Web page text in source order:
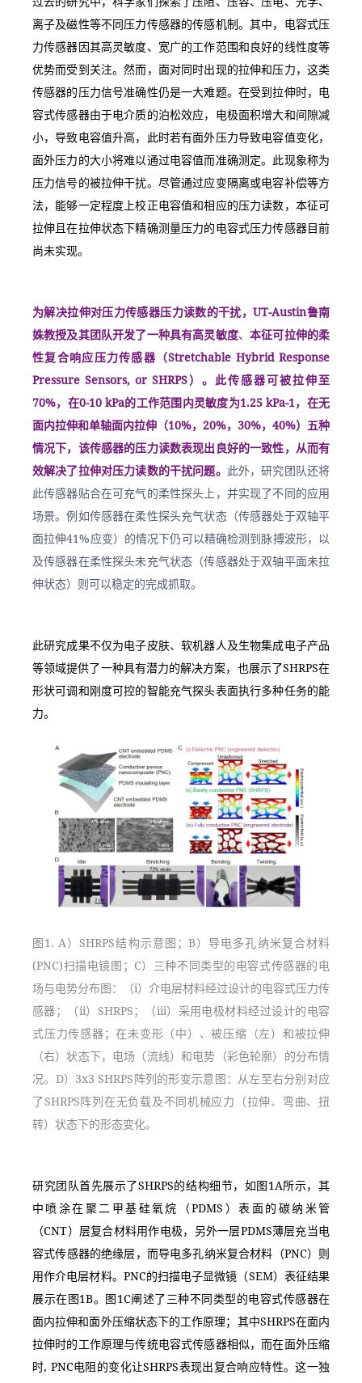
离子及磁性等不同压力传感器的传感机制。其中，电容式压
力传感器因其高灵敏度、宽广的工作范围和良好的线性度等
优势而受到关注。然而，面对同时出现的拉伸和压力，这类
传感器的压力信号准确性仍是一大难题。在受到拉伸时，电
容式传感器由于电介质的泊松效应，电极面积增大和间隙减
小，导致电容值升高，此时若有面外压力导致电容值变化，
面外压力的大小将难以通过电容值而准确测定。此现象称为
压力信号的被拉伸干扰。尽管通过应变隔离或电容补偿等方
法，能够一定程度上校正电容值和相应的压力读数，本征可
拉伸且在拉伸状态下精确测量压力的电容式压力传感器目前
尚未实现。
为解决拉伸对压力传感器压力读数的干扰，UT-Austin鲁南
姝教授及其团队开发了一种具有高灵敏度、本征可拉伸的柔
性复合响应压力传感器（Stretchable Hybrid Response
Pressure Sensors, or SHRPS）。此传感器可被拉伸至
70%，在0-10 kPa的工作范围内灵敏度为1.25 kPa-1，在无
面内拉伸和单轴面内拉伸（10%，20%，30%，40%）五种
情况下，该传感器的压力读数表现出良好的一致性，从而有
效解决了拉伸对压力读数的干扰问题。 此外，研究团队还将
此传感器贴合在可充气的柔性探头上，并实现了不同的应用
场景。例如传感器在柔性探头充气状态（传感器处于双轴平
面拉伸41%应变）的情况下仍可以精确检测到脉搏波形，以
及传感器在柔性探头未充气状态（传感器处于双轴平面未拉
伸状态）则可以稳定的完成抓取。
此研究成果不仅为电子皮肤、软机器人及生物集成电子产品
等领域提供了一种具有潜力的解决方案，也展示了SHRPS在
形状可调和刚度可控的智能充气探头表面执行多种任务的能
力。
图1. A）SHRPS结构示意图；B）导电多孔纳米复合材料
(PNC)扫描电镜图；C）三种不同类型的电容式传感器的电
场与电势分布图：（i）介电层材料经过设计的电容式压力传
感器；（ii）SHRPS；（iii）采用电极材料经过设计的电容
式压力传感器；在未变形（中）、被压缩（左）和被拉伸
（右）状态下，电场（流线）和电势（彩色轮廓）的分布情
况。D）3x3 SHRPS阵列的形变示意图：从左至右分别对应
了SHRPS阵列在无负载及不同机械应力（拉伸、弯曲、扭
转）状态下的形态变化。
研究团队首先展示了SHRPS的结构细节，如图1A所示，其
中喷涂在聚二甲基硅氧烷（PDMS）表面的碳纳米管
（CNT）层复合材料用作电极，另外一层PDMS薄层充当电
容式传感器的绝缘层，而导电多孔纳米复合材料（PNC）则
用作介电层材料。PNC的扫描电子显微镜（SEM）表征结果
展示在图1B。图1C阐述了三种不同类型的电容式传感器在
面内拉伸和面外压缩状态下的工作原理；其中SHRPS在面内
拉伸时的工作原理与传统电容式传感器相似，而在面外压缩
时, PNC电阻的变化让SHRPS表现出复合响应特性。这一独